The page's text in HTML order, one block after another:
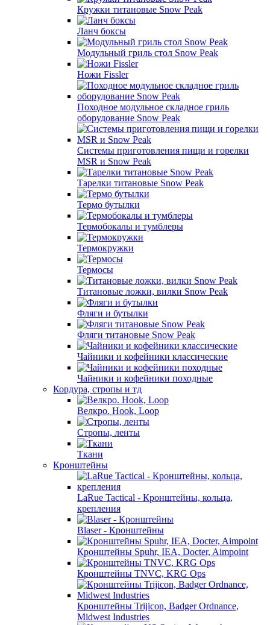
Кружки титановые Snow Peak
Ланч боксы
Модульный гриль стол Snow Peak
Ножи Fissler
Походное модульное складное гриль
оборудование Snow Peak
Системы приготовления пищи и горелки
MSR и Snow Peak
Тарелки титановые Snow Peak
Термо бутылки
Термобокалы и тумблеры
Термокружки
Термосы
Титановые ложки, вилки Snow Peak
Фляги и бутылки
Фляги титановые Snow Peak
Чайники и кофейники классические
Чайники и кофейники походные
Кордура, стропы и тд
Велкро. Hook, Loop
Стропы, ленты
Ткани
Кронштейны
LaRue Tactical - Кронштейны, кольца,
крепления
Blaser - Кронштейны
Кронштейны Spuhr, IEA, Docter, Aimpoint
Кронштейны TNVC, KRG Ops
Кронштейны Trijicon, Badger Ordnance,
Midwest Industries